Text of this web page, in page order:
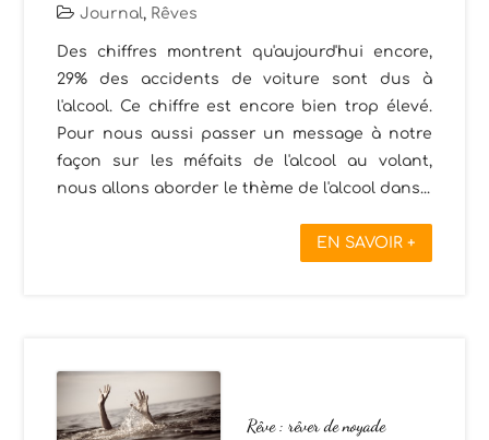
Journal, Rêves
Des chiffres montrent qu'aujourd'hui encore,
29% des accidents de voiture sont dus à
l'alcool. Ce chiffre est encore bien trop élevé.
Pour nous aussi passer un message à notre
façon sur les méfaits de l'alcool au volant,
nous allons aborder le thème de l'alcool dans...
EN SAVOIR +
Rêve : rêver de noyade